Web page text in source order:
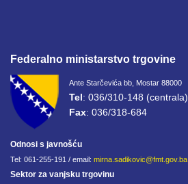
Federalno ministarstvo trgovine
Ante Starčevića bb, Mostar 88000
Tel: 036/310-148 (centrala)
Fax: 036/318-684
Odnosi s javnošću
Tel: 061-255-191 / email: mirna.sadikovic@fmt.gov.ba
Sektor za vanjsku trgovinu